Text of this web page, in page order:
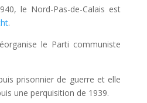
le Nord-Pas-de-Calais est
.
le Parti communiste
prisonnier de guerre et elle
une perquisition de 1939.